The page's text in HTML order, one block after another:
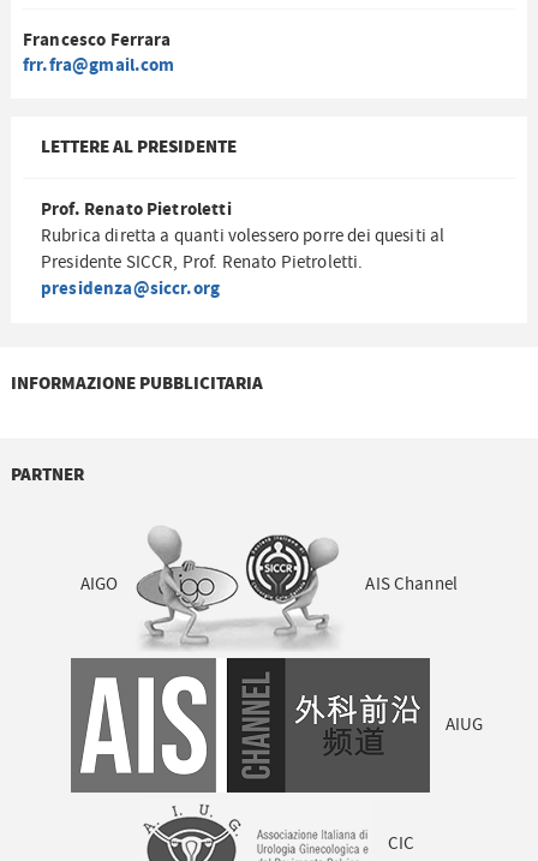
Francesco Ferrara
frr.fra@gmail.com
LETTERE AL PRESIDENTE
Prof. Renato Pietroletti
Rubrica diretta a quanti volessero porre dei quesiti al
Presidente SICCR, Prof. Renato Pietroletti.
presidenza@siccr.org
INFORMAZIONE PUBBLICITARIA
PARTNER
AIGO AIS Channel
AIUG
CIC